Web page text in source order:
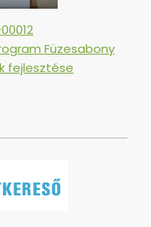
Füzesabony
fejlesztése